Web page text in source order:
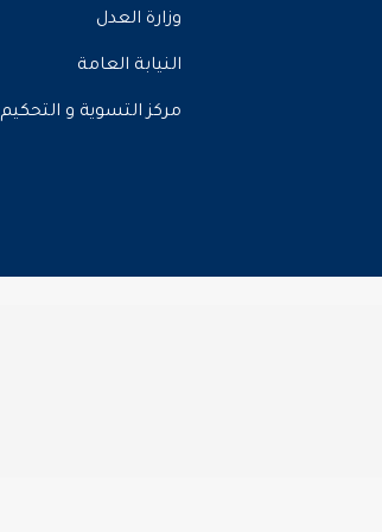
وزارة العدل
النيابة العامة
مركز التسوية و التحكيم